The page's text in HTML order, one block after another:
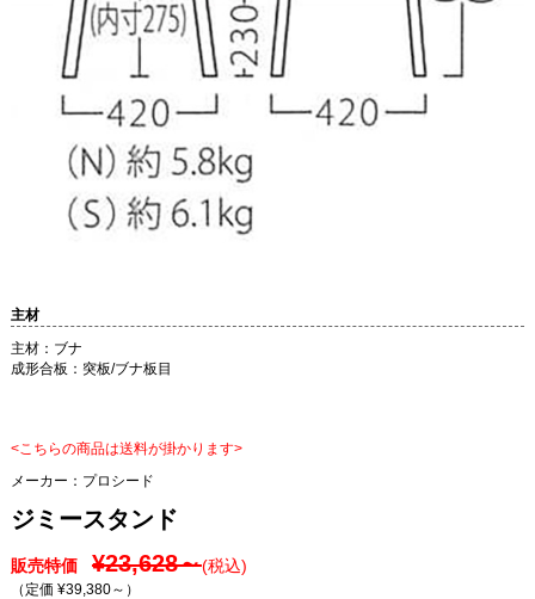
主材
主材：ブナ
成形合板：突板/ブナ板目
<こちらの商品は送料が掛かります>
メーカー： プロシード
ジミースタンド
販売特価 ¥23,628～(税込)
（定価 ¥39,380～ ）